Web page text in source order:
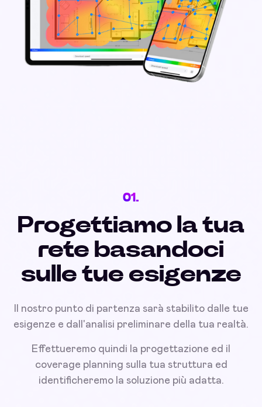
01.
Progettiamo la tua
rete basandoci
sulle tue esigenze
Il nostro punto di partenza sarà stabilito dalle tue
esigenze e dall'analisi preliminare della tua realtà.
Effettueremo quindi la progettazione ed il
coverage planning sulla tua struttura ed
identificheremo la soluzione più adatta.